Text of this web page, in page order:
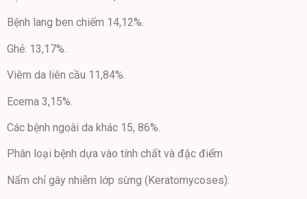
Bệnh lang ben chiếm 14,12%.
Ghẻ: 13,17%.
Viêm da liên cầu 11,84%.
Ecema 3,15%.
Các bệnh ngoài da khác 15, 86%.
Phân loại bệnh dựa vào tính chất và đặc điểm
Nấm chỉ gây nhiễm lớp sừng (Keratomycoses):